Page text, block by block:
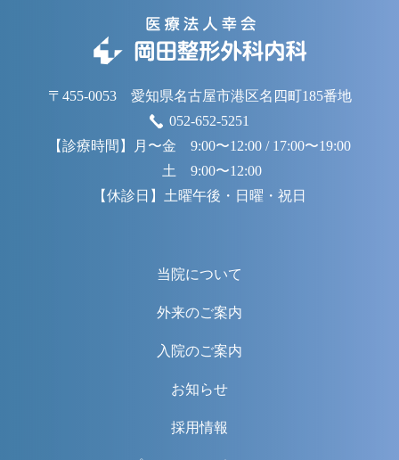
〒455-0053 愛知県名古屋市港区名四町185番地
052-652-5251
【診療時間】
月〜金 9:00〜12:00 / 17:00〜19:00
土 9:00〜12:00
【休診日】 土曜午後・日曜・祝日
当院について
外来のご案内
入院のご案内
お知らせ
採用情報